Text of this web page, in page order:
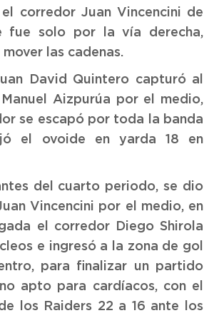
corredor Juan Vincencini de
fue solo por la vía derecha,
las cadenas.
David Quintero capturó al
Aizpurúa por el medio,
se escapó por toda la banda
el ovoide en yarda 18 en
del cuarto periodo, se dio
Vincencini por el medio, en
el corredor Diego Shirola
e ingresó a la zona de gol
para finalizar un partido
apto para cardíacos, con el
los Raiders 22 a 16 ante los